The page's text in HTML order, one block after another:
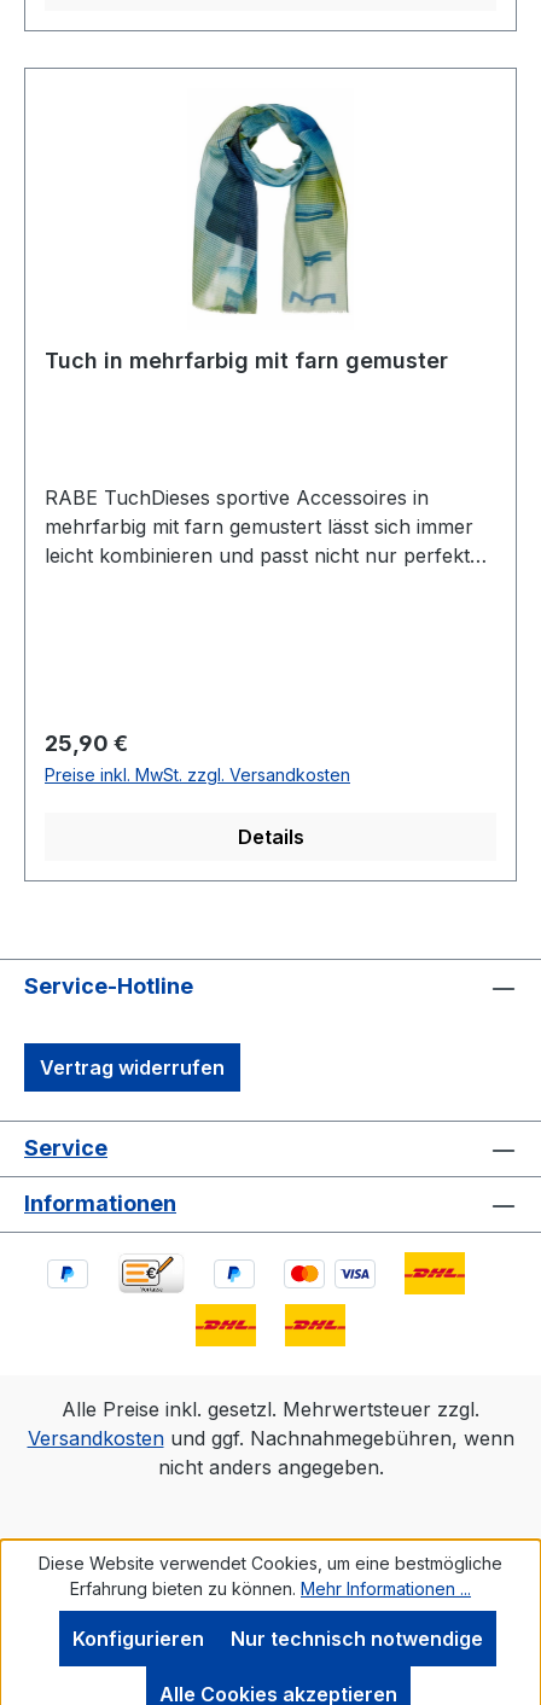
Tuch in mehrfarbig mit farn gemuster
RABE TuchDieses sportive Accessoires in
mehrfarbig mit farn gemustert lässt sich immer
leicht kombinieren und passt nicht nur perfekt
Regulärer Preis:
25,90 €
Preise inkl. MwSt. zzgl. Versandkosten
Details
Service-Hotline
Vertrag widerrufen
Service
Informationen
Alle Preise inkl. gesetzl. Mehrwertsteuer zzgl.
Versandkostenund ggf. Nachnahmegebühren, wenn
nicht anders angegeben.
Diese Website verwendet Cookies, um eine bestmögliche
Erfahrung bieten zu können. Mehr Informationen ...
Nur technisch notwendige
Konfigurieren
Alle Cookies akzeptieren